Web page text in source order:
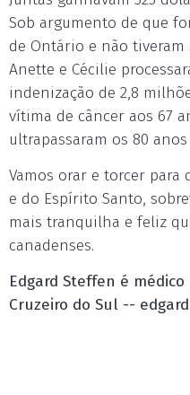
Sob argumento de que
de Ontário e não tiveram
Anette e Cécilie
indenização de 2,8
vítima de câncer aos 67
ultrapassaram os 80
Vamos orar e torcer para
e do Espírito Santo,
mais tranquilha e feliz
canadenses.
Edgard Steffen é
Cruzeiro do Sul --